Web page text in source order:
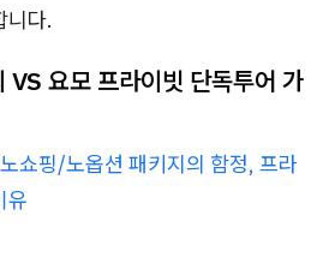
니다.
VS 요모 프라이빗 단독투어 가
쇼핑/노옵션 패키지의 함정, 프라
유